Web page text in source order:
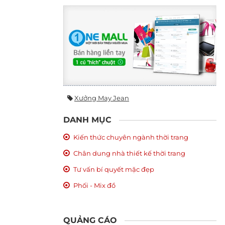
Xưởng May Jean
DANH MỤC
Kiến thức chuyên ngành thời trang
Chân dung nhà thiết kế thời trang
Tư vấn bí quyết mặc đẹp
Phối - Mix đồ
QUẢNG CÁO